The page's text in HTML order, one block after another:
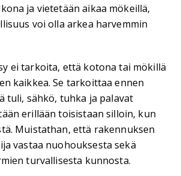
ja vietetään aikaa mökeillä,
voi olla arkea harvemmin
ei tarkoita, että kotona tai mökillä
kaikkea. Se tarkoittaa ennen
tuli, sähkö, tuhka ja palavat
erillään toisistaan silloin, kun
Muistathan, että rakennuksen
vastaa nuohouksesta sekä
turvallisesta kunnosta.